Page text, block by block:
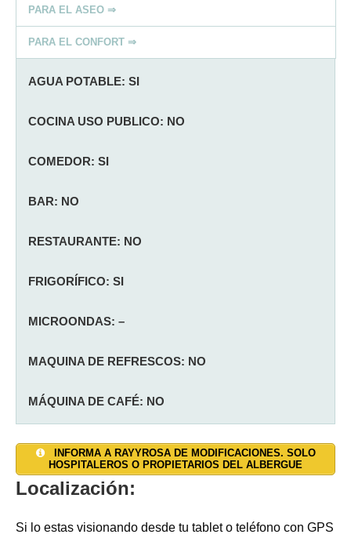
PARA EL ASEO ⇒
PARA EL CONFORT ⇒
AGUA POTABLE: SI
COCINA USO PUBLICO: NO
COMEDOR: SI
BAR: NO
RESTAURANTE: NO
FRIGORÍFICO: SI
MICROONDAS: –
MAQUINA DE REFRESCOS: NO
MÁQUINA DE CAFÉ: NO
JARDÍN: –
DUCHAS:2
CALEFACCIÓN: NO
INFORMA A RAYYROSA DE MODIFICACIONES. SOLO
HOSPITALEROS O PROPIETARIOS DEL ALBERGUE
Localización:
Si lo estas visionando desde tu tablet o teléfono con GPS